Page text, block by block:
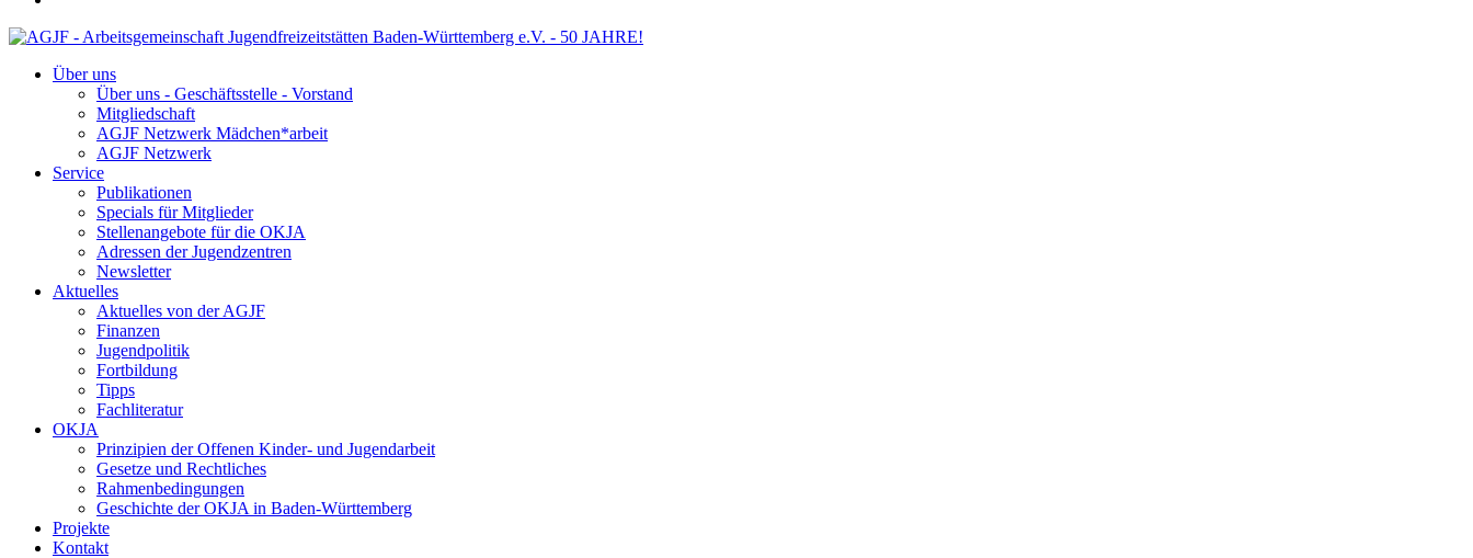
Über uns
Über uns - Geschäftsstelle - Vorstand
Mitgliedschaft
AGJF Netzwerk Mädchen*arbeit
AGJF Netzwerk
Service
Publikationen
Specials für Mitglieder
Stellenangebote für die OKJA
Adressen der Jugendzentren
Newsletter
Aktuelles
Aktuelles von der AGJF
Finanzen
Jugendpolitik
Fortbildung
Tipps
Fachliteratur
OKJA
Prinzipien der Offenen Kinder- und Jugendarbeit
Gesetze und Rechtliches
Rahmenbedingungen
Geschichte der OKJA in Baden-Württemberg
Projekte
Kontakt